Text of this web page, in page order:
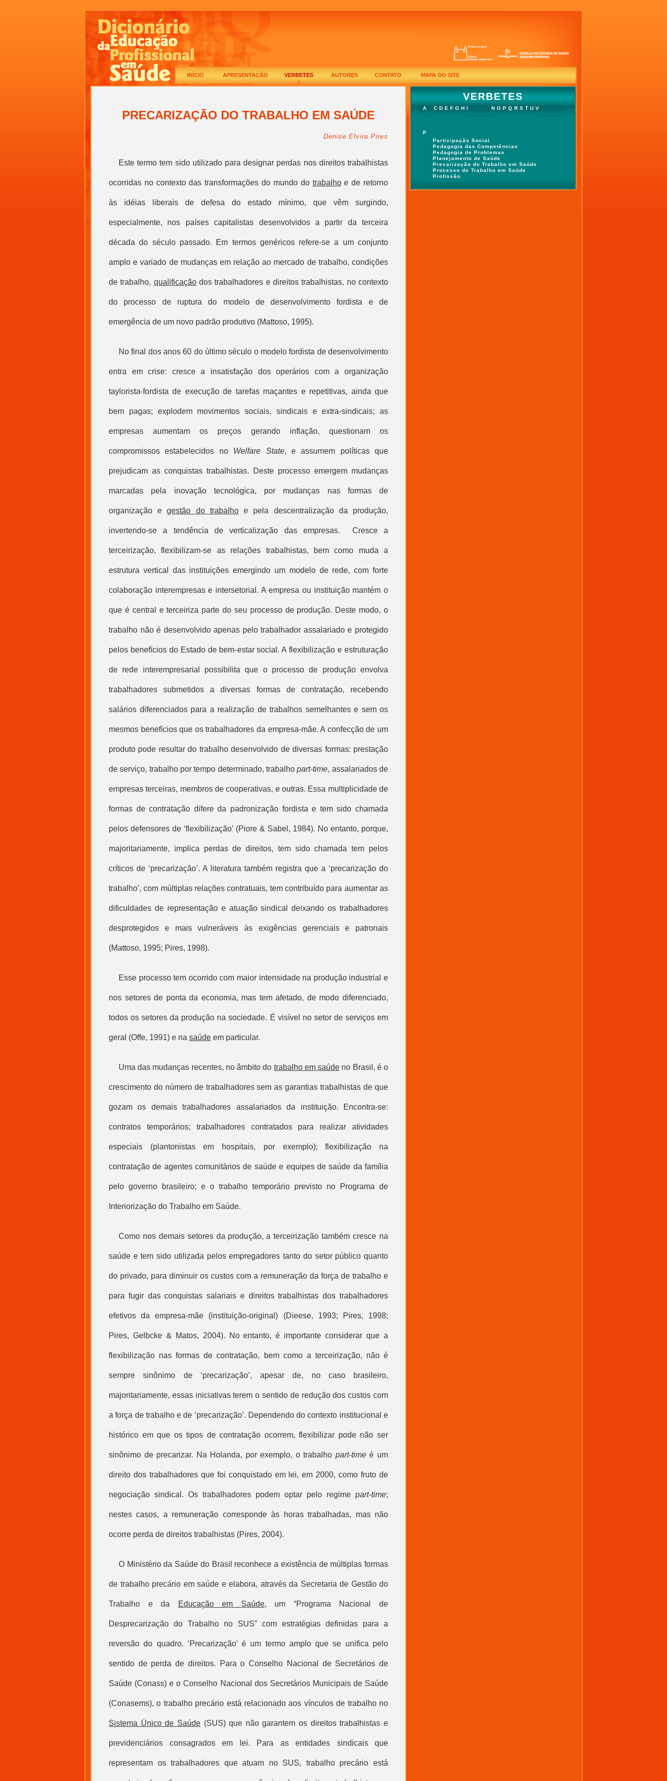
INÍCIO APRESENTAÇÃO VERBETES AUTORES CONTATO MAPA DO SITE
VERBETES
A C D E F G H I N O P Q R S T U V
P
Participação Social
Pedagogia das Competências
Pedagogia de Problemas
Planejamento de Saúde
Precarização do Trabalho em Saúde
Processo de Trabalho em Saúde
Profissão
PRECARIZAÇÃO DO TRABALHO EM SAÚDE
Denise Elvira Pires
Este termo tem sido utilizado para designar perdas nos direitos trabalhistas
ocorridas no contexto das transformações do mundo do trabalhoe de retorno
às idéias liberais de defesa do estado mínimo, que vêm surgindo,
especialmente, nos países capitalistas desenvolvidos a partir da terceira
década do século passado. Em termos genéricos refere-se a um conjunto
amplo e variado de mudanças em relação ao mercado de trabalho, condições
de trabalho, qualificaçãodos trabalhadores e direitos trabalhistas, no contexto
do processo de ruptura do modelo de desenvolvimento fordista e de
emergência de um novo padrão produtivo (Mattoso, 1995).
No final dos anos 60 do último século o modelo fordista de desenvolvimento
entra em crise: cresce a insatisfação dos operários com a organização
taylorista-fordista de execução de tarefas maçantes e repetitivas, ainda que
bem pagas; explodem movimentos sociais, sindicais e extra-sindicais; as
empresas aumentam os preços gerando inflação, questionam os
compromissos estabelecidos no Welfare State, e assumem políticas que
prejudicam as conquistas trabalhistas. Deste processo emergem mudanças
marcadas pela inovação tecnológica, por mudanças nas formas de
organização egestão do trabalhoe pela descentralização da produção,
invertendo-se a tendência de verticalização das empresas. Cresce a
terceirização, flexibilizam-se as relações trabalhistas, bem como muda a
estrutura vertical das instituições emergindo um modelo de rede, com forte
colaboração interempresas e intersetorial. A empresa ou instituição mantém o
que é central e terceiriza parte do seu processo de produção. Deste modo, o
trabalho não é desenvolvido apenas pelo trabalhador assalariado e protegido
pelos benefícios do Estado de bem-estar social. A flexibilização e estruturação
de rede interempresarial possibilita que o processo de produção envolva
trabalhadores submetidos a diversas formas de contratação, recebendo
salários diferenciados para a realização de trabalhos semelhantes e sem os
mesmos benefícios que os trabalhadores da empresa-mãe. A confecção de um
produto pode resultar do trabalho desenvolvido de diversas formas: prestação
de serviço, trabalho por tempo determinado, trabalhopart-time, assalariados de
empresas terceiras, membros de cooperativas, e outras. Essa multiplicidade de
formas de contratação difere da padronização fordista e tem sido chamada
pelos defensores de ‘flexibilização’ (Piore & Sabel, 1984). No entanto, porque,
majoritariamente, implica perdas de direitos, tem sido chamada tem pelos
críticos de ‘precarização’. A literatura também registra que a ‘precarização do
trabalho’, com múltiplas relações contratuais, tem contribuído para aumentar as
dificuldades de representação e atuação sindical deixando os trabalhadores
desprotegidos e mais vulneráveis às exigências gerenciais e patronais
(Mattoso, 1995; Pires, 1998).
Esse processo tem ocorrido com maior intensidade na produção industrial e
nos setores de ponta da economia, mas tem afetado, de modo diferenciado,
todos os setores da produção na sociedade. É visível no setor de serviços em
geral (Offe, 1991) e na saúde em particular.
Uma das mudanças recentes, no âmbito do trabalho em saúde no Brasil, é o
crescimento do número de trabalhadores sem as garantias trabalhistas de que
gozam os demais trabalhadores assalariados da instituição. Encontra-se:
contratos temporários; trabalhadores contratados para realizar atividades
especiais (plantonistas em hospitais, por exemplo); flexibilização na
contratação de agentes comunitários de saúde e equipes de saúde da família
pelo governo brasileiro; e o trabalho temporário previsto no Programa de
Interiorização do Trabalho em Saúde.
Como nos demais setores da produção, a terceirização também cresce na
saúde e tem sido utilizada pelos empregadores tanto do setor público quanto
do privado, para diminuir os custos com a remuneração da força de trabalho e
para fugir das conquistas salariais e direitos trabalhistas dos trabalhadores
efetivos da empresa-mãe (instituição-original) (Dieese, 1993; Pires, 1998;
Pires, Gelbcke & Matos, 2004). No entanto, é importante considerar que a
flexibilização nas formas de contratação, bem como a terceirização, não é
sempre sinônimo de ‘precarização’, apesar de, no caso brasileiro,
majoritariamente, essas iniciativas terem o sentido de redução dos custos com
a força de trabalho e de ‘precarização’. Dependendo do contexto institucional e
histórico em que os tipos de contratação ocorrem, flexibilizar pode não ser
sinônimo de precarizar. Na Holanda, por exemplo, o trabalho part-timeé um
direito dos trabalhadores que foi conquistado em lei, em 2000, como fruto de
negociação sindical. Os trabalhadores podem optar pelo regime part-time;
nestes casos, a remuneração corresponde às horas trabalhadas, mas não
ocorre perda de direitos trabalhistas (Pires, 2004).
O Ministério da Saúde do Brasil reconhece a existência de múltiplas formas
de trabalho precário em saúde e elabora, através da Secretaria de Gestão do
Trabalho e da Educação em Saúde, um “Programa Nacional de
Desprecarização do Trabalho no SUS” com estratégias definidas para a
reversão do quadro. ‘Precarização’ é um termo amplo que se unifica pelo
sentido de perda de direitos. Para o Conselho Nacional de Secretários de
Saúde (Conass) e o Conselho Nacional dos Secretários Municipais de Saúde
(Conasems), o trabalho precário está relacionado aos vínculos de trabalho no
Sistema Único de Saúde(SUS) que não garantem os direitos trabalhistas e
previdenciários consagrados em lei. Para as entidades sindicais que
representam os trabalhadores que atuam no SUS, trabalho precário está